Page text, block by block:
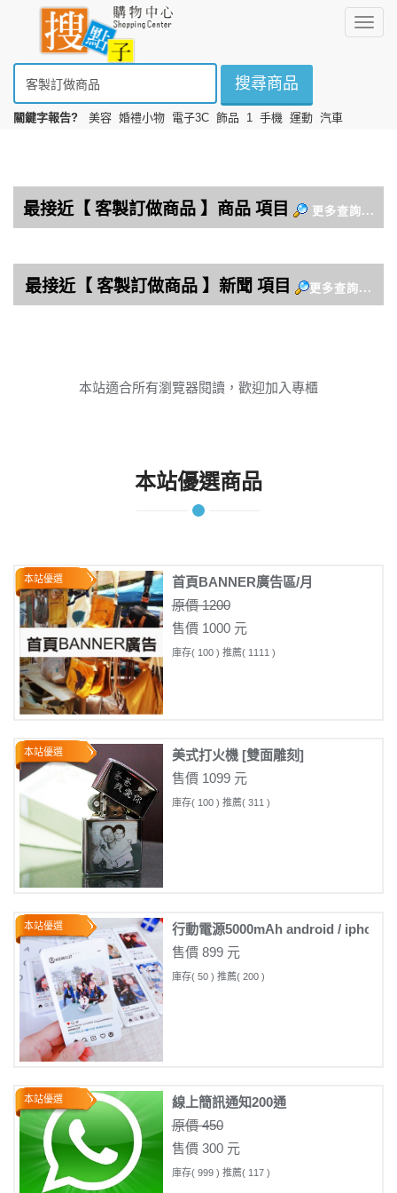
選
搜尋商品
關鍵字報告? 美容 婚禮小物 電子3C 飾品 1 手機 運動 汽車
本站適合所有瀏覽器閱讀，歡迎加入專櫃
本站優選商品
本站優選
首頁BANNER廣告區/月
原價 1200
售價 1000 元
庫存( 100 ) 推薦( 1111 )
本站優選
美式打火機 [雙面雕刻]
售價 1099 元
庫存( 100 ) 推薦( 311 )
本站優選
行動電源5000mAh android / iphone
售價 899 元
庫存( 50 ) 推薦( 200 )
本站優選
線上簡訊通知200通
原價 450
售價 300 元
庫存( 999 ) 推薦( 117 )